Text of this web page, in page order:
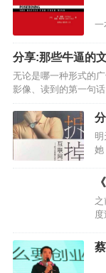
一
分享:那些牛逼的
无论是哪一种形式的
影像、读到的第一句
成功或失败的关键。
这则广告…
她
谓